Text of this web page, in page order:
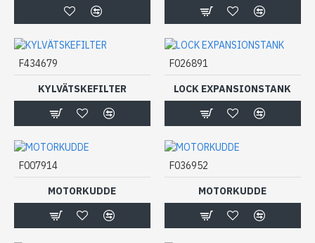
F434679
KYLVÄTSKEFILTER
F026891
LOCK EXPANSIONSTANK
F007914
MOTORKUDDE
F036952
MOTORKUDDE